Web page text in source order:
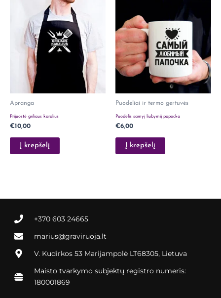
Apranga
Prijuostė griliaus karalius
€10,00
Į krepšelį
Puodeliai ir termo gertuvės
Puodelis samyj liubymij papocka
€6,00
Į krepšelį
+370 603 24665
marius@graviruoja.lt
V. Kudirkos 53 Marijampolė LT68305, Lietuva
Maisto tvarkymo subjektų registro numeris:
180001869